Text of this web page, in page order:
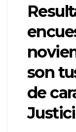
son
de